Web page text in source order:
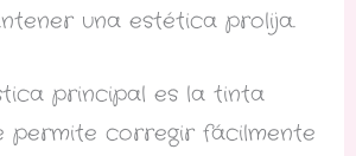
una estética prolija.
principal es la tinta
permite corregir fácilmente